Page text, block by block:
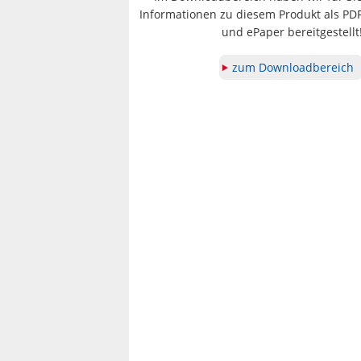
Informationen zu diesem Produkt als
und ePaper
zum Downloadbereich